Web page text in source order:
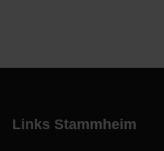
Links Stammheim